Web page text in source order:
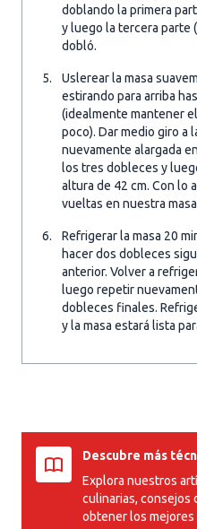
doblando la primera
y luego la tercera parte
dobló.
Uslerear la masa
estirando para arriba
(idealmente mantener
poco). Dar medio giro a
nuevamente alargada
los tres dobleces y
altura de 42 cm. Con lo
vueltas en nuestra
Refrigerar la masa 20
hacer dos dobleces
anterior. Volver a
luego repetir
dobleces finales.
y la masa estará lista
Descubre más
Explora nuestros
culinarias, consejos
obtener los